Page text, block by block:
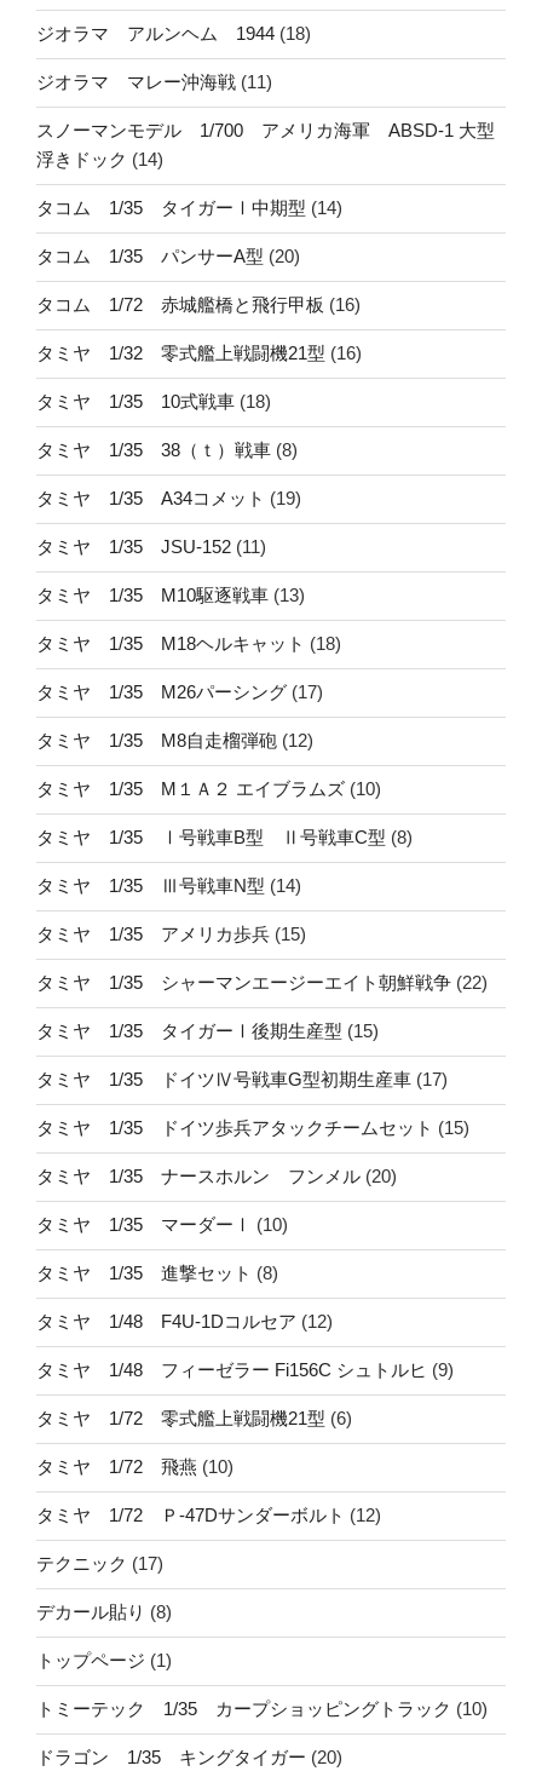
ジオラマ アルンヘム 1944 (18)
ジオラマ マレー沖海戦 (11)
スノーマンモデル 1/700 アメリカ海軍 ABSD-1 大型
浮きドック (14)
タコム 1/35 タイガーⅠ中期型 (14)
タコム 1/35 パンサーA型 (20)
タコム 1/72 赤城艦橋と飛行甲板 (16)
タミヤ 1/32 零式艦上戦闘機21型 (16)
タミヤ 1/35 10式戦車 (18)
タミヤ 1/35 38（ｔ）戦車 (8)
タミヤ 1/35 A34コメット (19)
タミヤ 1/35 JSU-152 (11)
タミヤ 1/35 M10駆逐戦車 (13)
タミヤ 1/35 M18ヘルキャット (18)
タミヤ 1/35 M26パーシング (17)
タミヤ 1/35 M8自走榴弾砲 (12)
タミヤ 1/35 M１Ａ２ エイブラムズ (10)
タミヤ 1/35 Ⅰ号戦車B型 Ⅱ号戦車C型 (8)
タミヤ 1/35 Ⅲ号戦車N型 (14)
タミヤ 1/35 アメリカ歩兵 (15)
タミヤ 1/35 シャーマンエージーエイト朝鮮戦争 (22)
タミヤ 1/35 タイガーⅠ後期生産型 (15)
タミヤ 1/35 ドイツⅣ号戦車G型初期生産車 (17)
タミヤ 1/35 ドイツ歩兵アタックチームセット (15)
タミヤ 1/35 ナースホルン フンメル (20)
タミヤ 1/35 マーダーⅠ (10)
タミヤ 1/35 進撃セット (8)
タミヤ 1/48 F4U-1Dコルセア (12)
タミヤ 1/48 フィーゼラー Fi156C シュトルヒ (9)
タミヤ 1/72 零式艦上戦闘機21型 (6)
タミヤ 1/72 飛燕 (10)
タミヤ 1/72 Ｐ-47Dサンダーボルト (12)
テクニック (17)
デカール貼り (8)
トップページ (1)
トミーテック 1/35 カープショッピングトラック (10)
ドラゴン 1/35 キングタイガー (20)